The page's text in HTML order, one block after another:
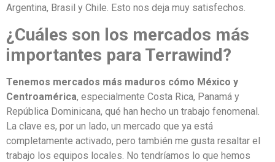
Argentina, Brasil y Chile. Esto nos deja muy satisfechos.
¿Cuáles son los mercados más
importantes para Terrawind?
Tenemos mercados más maduros cómo México y
Centroamérica, especialmente Costa Rica, Panamá y
República Dominicana, qué han hecho un trabajo fenomenal.
La clave es, por un lado, un mercado que ya está
completamente activado, pero también me gusta resaltar el
trabajo los equipos locales. No tendríamos lo que hemos